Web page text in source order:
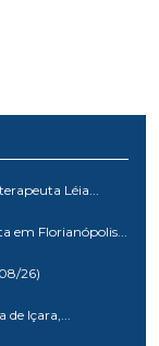
Léia...
em Florianópolis...
26)
Içara,...